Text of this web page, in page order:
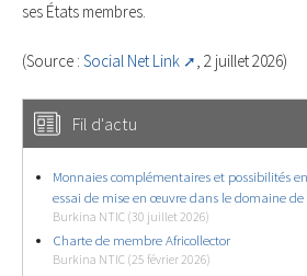
ses États membres.
(Source : Social Net Link , 2 juillet 2026)
Fil d'actu
Monnaies complémentaires et possibilités
essai de mise en œuvre dans le domaine de
Burkina NTIC (30 juillet 2026)
Charte de membre Africollector
Burkina NTIC (25 février 2026)